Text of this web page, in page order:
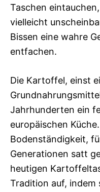
Taschen
vielleicht
Bissen eine wahre
entfachen.
Die Kartoffel, einst
Jahrhunderten ein
europäischen
Bodenständigkeit,
Generationen satt
heutigen
Tradition auf, indem